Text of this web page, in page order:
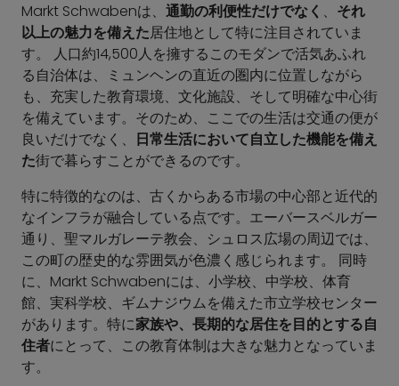
Markt Schwabenは、 通勤の利便性だけでなく 、 それ
以上の魅力を備えた居住地として特に注目されていま
す。 人口約14,500人を擁するこのモダンで活気あふれ
る自治体は、ミュンヘンの直近の圏内に位置しながら
も、充実した教育環境、文化施設、そして明確な中心街
を備えています。そのため、ここでの生活は交通の便が
良いだけでなく、 日常生活において自立した機能を備え
た街で暮らすことができるのです。
特に特徴的なのは、古くからある市場の中心部と近代的
なインフラが融合している点です。エーバースベルガー
通り、聖マルガレーテ教会、シュロス広場の周辺では、
この町の歴史的な雰囲気が色濃く感じられます。 同時
に、Markt Schwabenには、小学校、中学校、体育
館、実科学校、ギムナジウムを備えた市立学校センター
があります。特に家族や、長期的な居住を目的とする自
住者にとって、この教育体制は大きな魅力となっていま
す。